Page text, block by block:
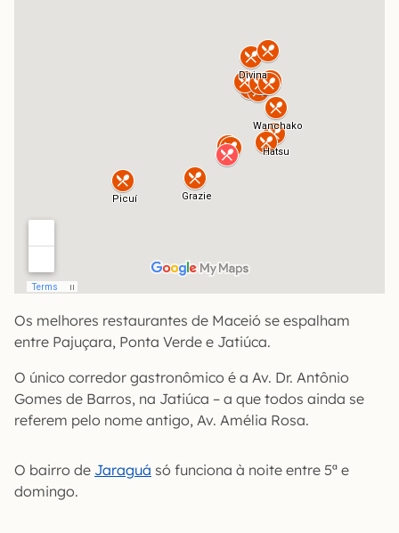
Os melhores restaurantes de Maceió se espalham
entre Pajuçara, Ponta Verde e Jatiúca.
O único corredor gastronômico é a Av. Dr. Antônio
Gomes de Barros, na Jatiúca – a que todos ainda se
referem pelo nome antigo, Av. Amélia Rosa.
O bairro de Jaraguá só funciona à noite entre 5ª e
domingo.